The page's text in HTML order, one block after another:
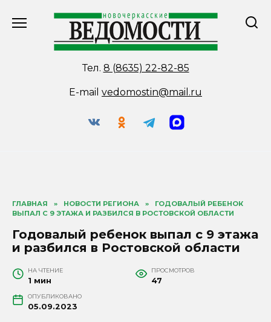
Тел. 8 (8635) 22-82-85
E-mail vedomostin@mail.ru
ГЛАВНАЯ » НОВОСТИ РЕГИОНА »
ГОДОВАЛЫЙ РЕБЕНОК
ВЫПАЛ С 9 ЭТАЖА И РАЗБИЛСЯ В РОСТОВСКОЙ ОБЛАСТИ
Годовалый ребенок выпал с 9 этажа
и разбился в Ростовской области
НА ЧТЕНИЕ
1 мин
ПРОСМОТРОВ
47
ОПУБЛИКОВАНО
05.09.2023